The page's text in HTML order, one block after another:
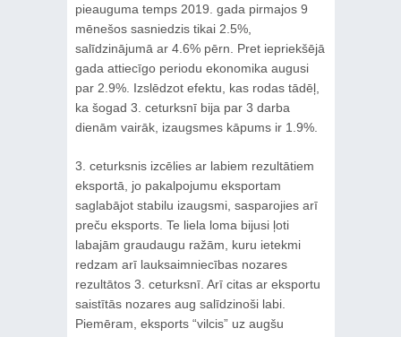
pieauguma temps 2019. gada pirmajos 9
mēnešos sasniedzis tikai 2.5%,
salīdzinājumā ar 4.6% pērn. Pret iepriekšējā
gada attiecīgo periodu ekonomika augusi
par 2.9%. Izslēdzot efektu, kas rodas tādēļ,
ka šogad 3. ceturksnī bija par 3 darba
dienām vairāk, izaugsmes kāpums ir 1.9%.
3. ceturksnis izcēlies ar labiem rezultātiem
eksportā, jo pakalpojumu eksportam
saglabājot stabilu izaugsmi, sasparojies arī
preču eksports. Te liela loma bijusi ļoti
labajām graudaugu ražām, kuru ietekmi
redzam arī lauksaimniecības nozares
rezultātos 3. ceturksnī. Arī citas ar eksportu
saistītās nozares aug salīdzinoši labi.
Piemēram, eksports “vilcis” uz augšu